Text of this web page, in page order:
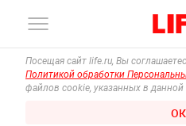
Посещая сайт life.ru, Вы
Политикой обработки
файлов cookie, указанных в данной
ОК